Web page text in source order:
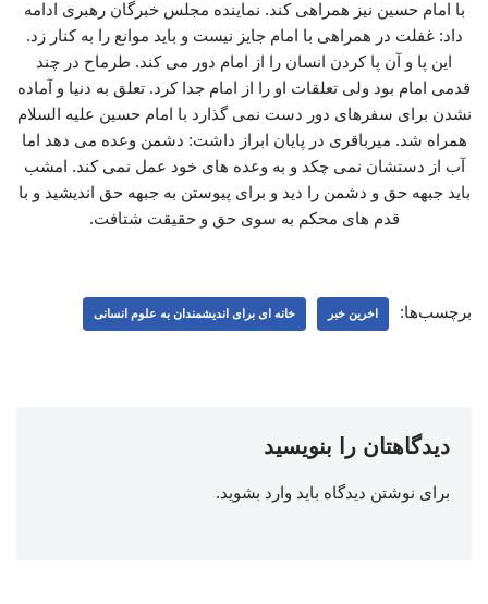
با امام حسین نیز همراهی کند. نماینده مجلس خبرگان رهبری ادامه
داد: غفلت در همراهی با امام جایز نیست و باید موانع را به کنار زد.
این پا و آن پا کردن انسان را از امام دور می کند. طرماح در چند
قدمی امام بود ولی تعلقات او را از امام جدا کرد. تعلق به دنیا و آماده
نشدن برای سفرهای دور دست نمی گذارد با امام حسین علیه السلام
همراه شد. میرباقری در پایان ابراز داشت: دشمن وعده می دهد اما
آب از دستشان نمی چکد و به وعده های خود عمل نمی کند. امشب
باید جبهه حق و دشمن را دید و برای پیوستن به جبهه حق اندیشید و با
قدم های محکم به سوی حق و حقیقت شتافت.
برچسب‌ها: اخرین خبر خانه ای برای اندیشمندان به علوم انسانی
دیدگاهتان را بنویسید
برای نوشتن دیدگاه باید وارد بشوید.